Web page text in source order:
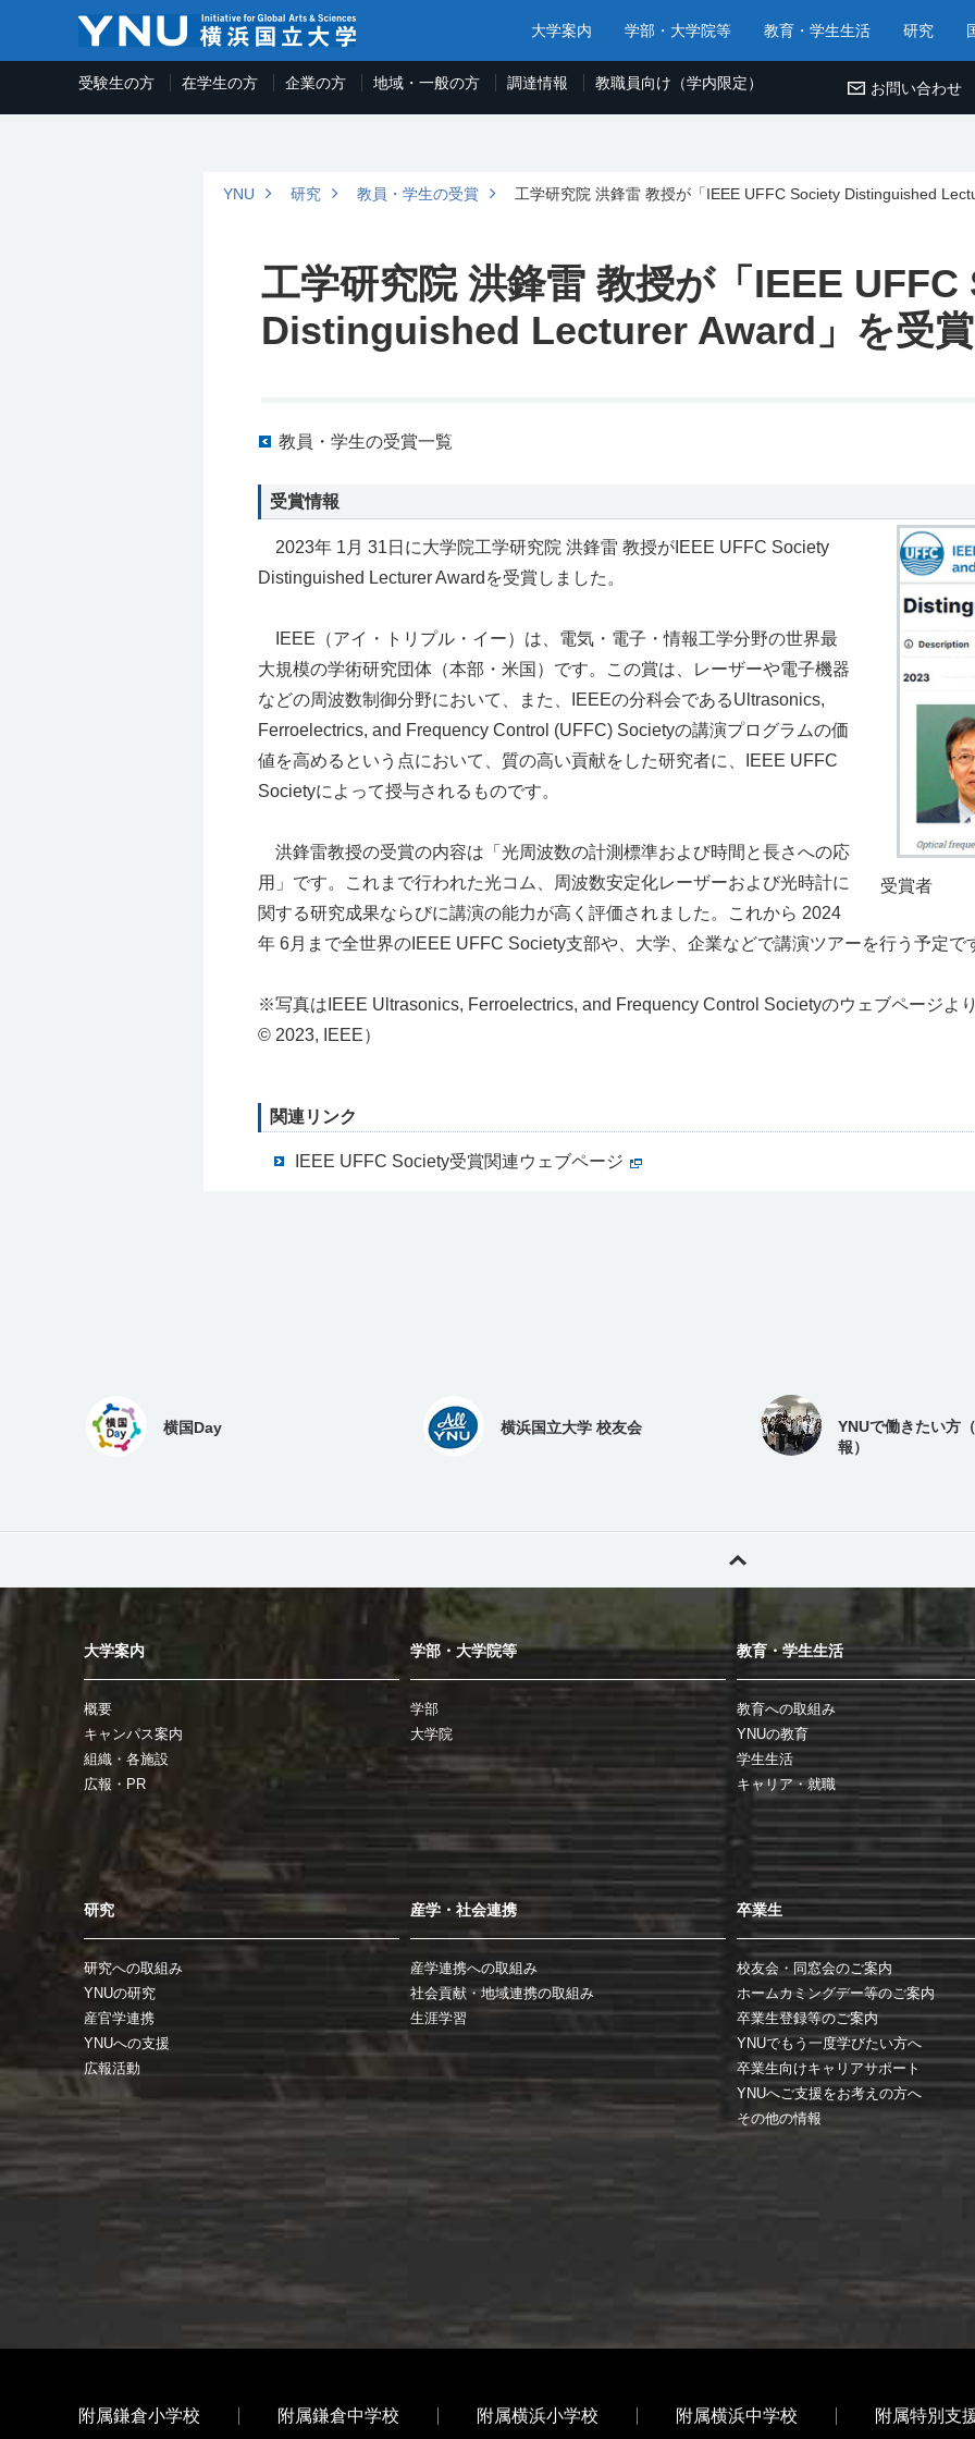
大学案内 学部・大学院等 教育・学生生活 研究
受験生の方 在学生の方 企業の方 地域・一般の方 調達情報 教職員向け（学内限定） お問い合わせ
YNU 研究 教員・学生の受賞 ⼯学研究院 洪鋒雷 教授が「IEEE UFFC Society Distinguished
⼯学研究院 洪鋒雷 教授が「IEEE
Distinguished Lecturer Award」を受賞
教員・学生の受賞一覧
受賞情報
受賞者
2023年 1月 31日に⼤学院⼯学研究院 洪鋒雷 教授がIEEE UFFC Society
Distinguished Lecturer Awardを受賞しました。
IEEE（アイ・トリプル・イー）は、電気・電子・情報工学分野の世界最
大規模の学術研究団体（本部・米国）です。この賞は、レーザーや電子機器
などの周波数制御分野において、また、IEEEの分科会であるUltrasonics,
Ferroelectrics, and Frequency Control (UFFC) Societyの講演プログラムの価
値を高めるという点において、質の高い貢献をした研究者に、IEEE UFFC
Societyによって授与されるものです。
洪鋒雷教授の受賞の内容は「光周波数の計測標準および時間と長さへの応
用」です。これまで行われた光コム、周波数安定化レーザーおよび光時計に
関する研究成果ならびに講演の能力が高く評価されました。これから 2024
年 6月まで全世界のIEEE UFFC Society支部や、大学、企業などで講演ツアーを行う予定で
※写真はIEEE Ultrasonics, Ferroelectrics, and Frequency Control Societyのウェブページよ
© 2023, IEEE）
関連リンク
IEEE UFFC Society受賞関連ウェブページ
横国Day 横浜国立大学 校友会
YNUで働きたい方
報）
大学案内
概要
キャンパス案内
組織・各施設
広報・PR
学部・大学院等
学部
大学院
教育・学生生活
教育への取組み
YNUの教育
学生生活
キャリア・就職
研究
研究への取組み
YNUの研究
産官学連携
YNUへの支援
広報活動
産学・社会連携
産学連携への取組み
社会貢献・地域連携の取組み
生涯学習
卒業生
校友会・同窓会のご案内
ホームカミングデー等のご案内
卒業生登録等のご案内
YNUでもう一度学びたい方へ
卒業生向けキャリアサポート
YNUへご支援をお考えの方へ
その他の情報
附属鎌倉小学校 附属鎌倉中学校 附属横浜小学校 附属横浜中学校 附属特別支